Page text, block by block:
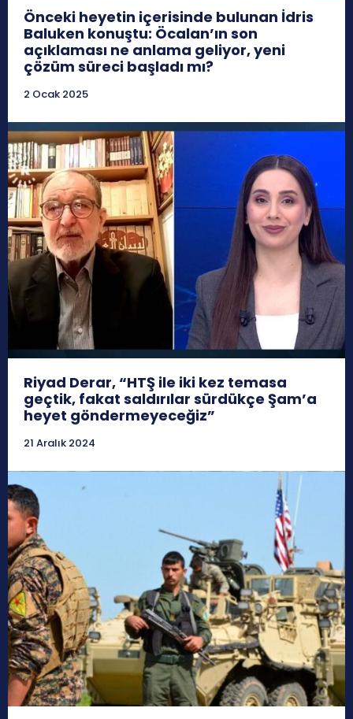
Önceki heyetin içerisinde bulunan İdris
Baluken konuştu: Öcalan’ın son
açıklaması ne anlama geliyor, yeni
çözüm süreci başladı mı?
2 Ocak 2025
Riyad Derar, “HTŞ ile iki kez temasa
geçtik, fakat saldırılar sürdükçe Şam’a
heyet göndermeyeceğiz”
21 Aralık 2024